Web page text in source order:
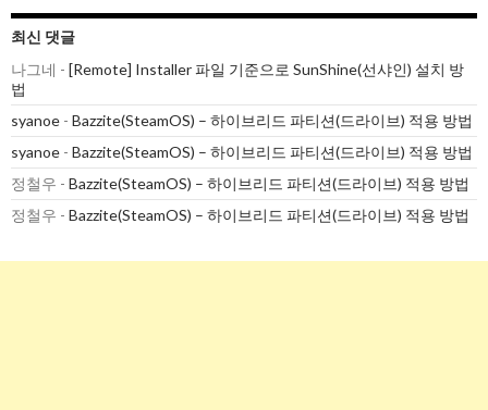
최신 댓글
나그네 - [Remote] Installer 파일 기준으로 SunShine(선샤인) 설치 방
법
syanoe - Bazzite(SteamOS) – 하이브리드 파티션(드라이브) 적용 방법
syanoe - Bazzite(SteamOS) – 하이브리드 파티션(드라이브) 적용 방법
정철우 - Bazzite(SteamOS) – 하이브리드 파티션(드라이브) 적용 방법
정철우 - Bazzite(SteamOS) – 하이브리드 파티션(드라이브) 적용 방법